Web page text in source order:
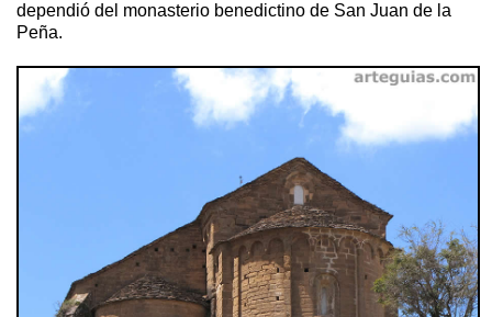
dependió del monasterio benedictino de San Juan de la
Peña.